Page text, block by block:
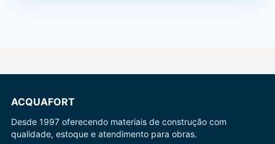
ACQUAFORT
Desde 1997 oferecendo materiais de construção com
qualidade, estoque e atendimento para obras.